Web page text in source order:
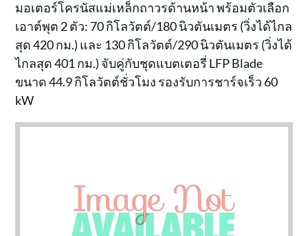
มอเตอร์โครนัสแม่เหล็กถาวรด้านหน้า พร้อมตัวเลือก
เอาต์พุต 2 ตัว: 70 กิโลวัตต์/180 นิวตันเมตร (วิ่งได้ไกล
สุด 420 กม.) และ 130 กิโลวัตต์/290 นิวตันเมตร (วิ่งได้
ไกลสุด 401 กม.) จับคู่กับชุดแบตเตอรี่ LFP Blade
ขนาด 44.9 กิโลวัตต์ชั่วโมง รองรับการชาร์จเร็ว 60
kW